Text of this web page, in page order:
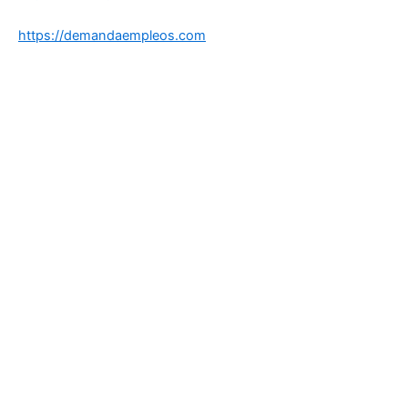
https://demandaempleos.com